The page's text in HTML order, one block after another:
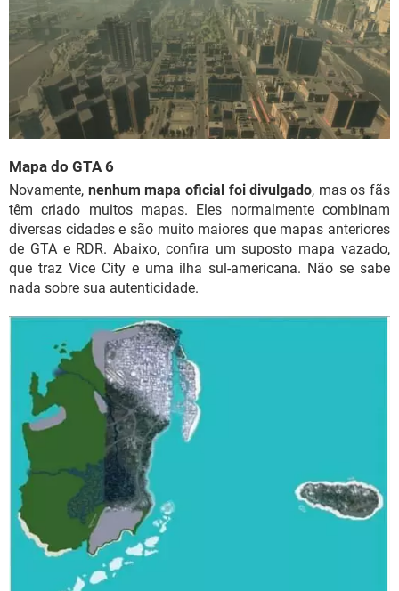
Mapa do GTA 6
Novamente, nenhum mapa oficial foi divulgado, mas os fãs
têm criado muitos mapas. Eles normalmente combinam
diversas cidades e são muito maiores que mapas anteriores
de GTA e RDR. Abaixo, confira um suposto mapa vazado,
que traz Vice City e uma ilha sul-americana. Não se sabe
nada sobre sua autenticidade.